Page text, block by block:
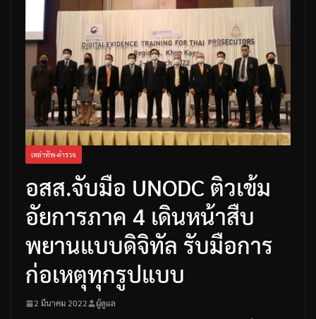
เหล่าทัพ-ตำรวจ
อสส.จับมือ UNODC ติวเข้ม
อัยการภาค 4 เดินหน้าสืบ
พยานแบบดิจิทัล รับมือการ
ก่อเหตุทุกรูปแบบ
2 มีนาคม 2022 ผู้ดูแล